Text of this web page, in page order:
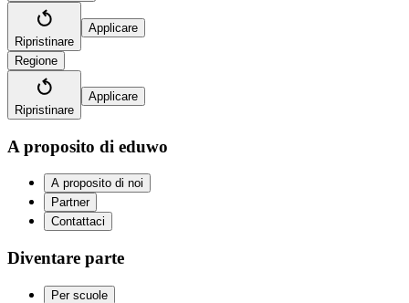
Ripristinare
Applicare
Regione
Ripristinare
Applicare
A proposito di eduwo
A proposito di noi
Partner
Contattaci
Diventare parte
Per scuole